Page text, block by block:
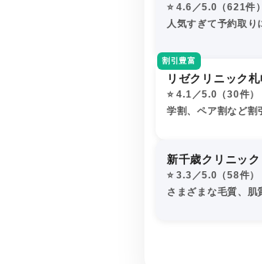
⭐️ 4.6／5.0（621件）
人気すぎて予約取り
割引豊富
リゼクリニック
⭐️ 4.1／5.0（30件）
学割、ペア割など割
新千歳クリニック
⭐️ 3.3／5.0（58件）
さまざまな毛質、肌